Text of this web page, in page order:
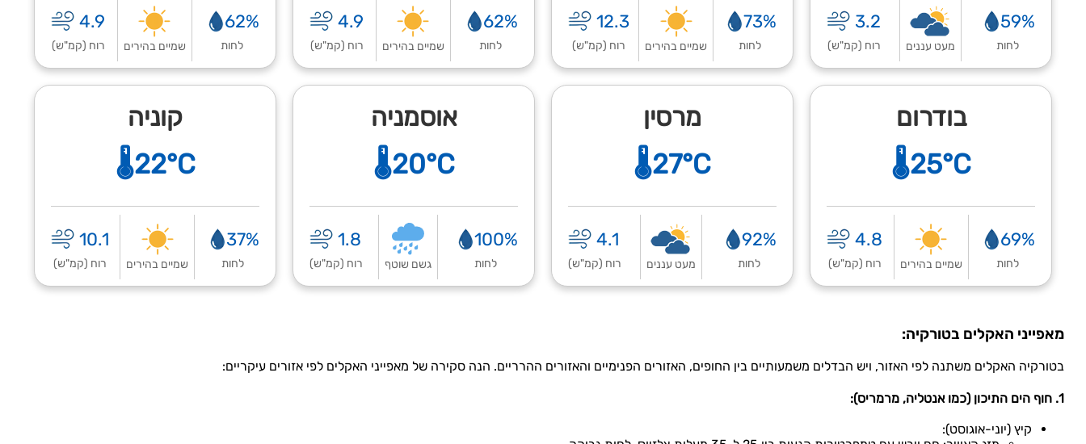
59%
לחות מעט עננים
3.2
רוח (קמ"ש)
73%
לחות שמיים בהירים
12.3
רוח (קמ"ש)
62%
לחות שמיים בהירים
4.9
רוח (קמ"ש)
62%
לחות שמיים בהירים
4.9
רוח (קמ"ש)
בודרום
🌡️25°C
69%
לחות שמיים בהירים
4.8
רוח (קמ"ש)
מרסין
🌡️27°C
92%
לחות מעט עננים
4.1
רוח (קמ"ש)
אוסמניה
🌡️20°C
100%
לחות גשם שוטף
1.8
רוח (קמ"ש)
קוניה
🌡️22°C
37%
לחות שמיים בהירים
10.1
רוח (קמ"ש)
מאפייני האקלים בטורקיה:
בטורקיה האקלים משתנה לפי האזור, ויש הבדלים משמעותיים בין החופים, האזורים הפנימיים והאזורים ההרריים. הנה סקירה של מאפייני האקלים לפי אזורים עיקריים:
1. חוף הים התיכון (כמו אנטליה, מרמריס):
קיץ (יוני-אוגוסט):